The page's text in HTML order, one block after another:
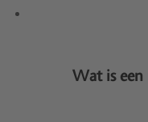
Wat is